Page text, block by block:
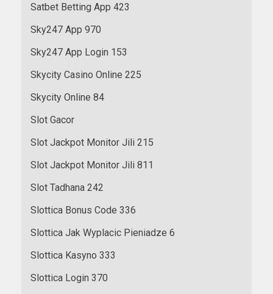
Satbet Betting App 423
Sky247 App 970
Sky247 App Login 153
Skycity Casino Online 225
Skycity Online 84
Slot Gacor
Slot Jackpot Monitor Jili 215
Slot Jackpot Monitor Jili 811
Slot Tadhana 242
Slottica Bonus Code 336
Slottica Jak Wyplacic Pieniadze 6
Slottica Kasyno 333
Slottica Login 370